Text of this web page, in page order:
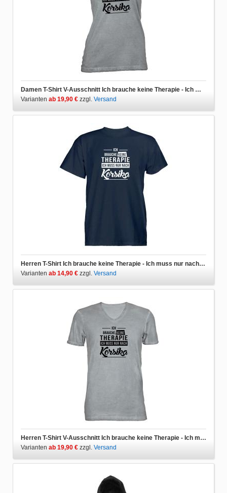
Damen T-Shirt V-Ausschnitt Ich brauche keine Therapie - Ich muss nur nach Korsika
Varianten ab 19,90 € zzgl. Versand
Herren T-Shirt Ich brauche keine Therapie - Ich muss nur nach Korsika
Varianten ab 14,90 € zzgl. Versand
Herren T-Shirt V-Ausschnitt Ich brauche keine Therapie - Ich muss nur nach Korsika
Varianten ab 19,90 € zzgl. Versand